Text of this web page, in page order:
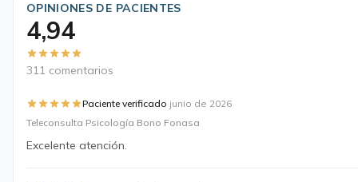
OPINIONES DE PACIENTES
4,94
311 comentarios
Paciente verificado·junio de 2026
Teleconsulta Psicología Bono Fonasa
Excelente atención.